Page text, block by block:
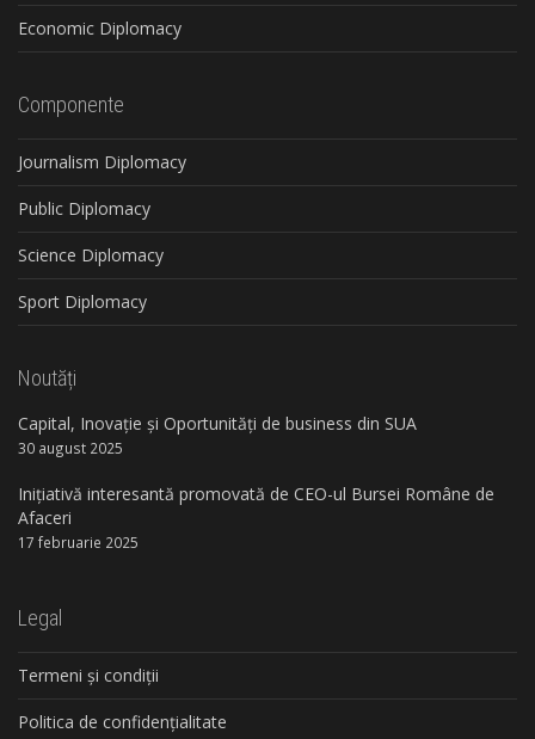
Economic Diplomacy
Componente
Journalism Diplomacy
Public Diplomacy
Science Diplomacy
Sport Diplomacy
Noutăți
Capital, Inovație și Oportunități de business din SUA
30 august 2025
Inițiativă interesantă promovată de CEO-ul Bursei Române de
Afaceri
17 februarie 2025
Legal
Termeni și condiții
Politica de confidențialitate